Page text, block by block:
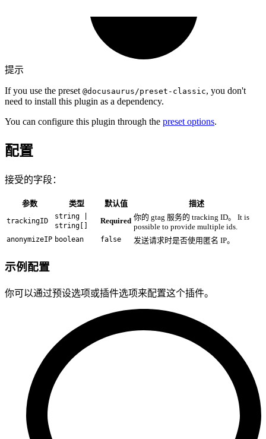
提示
If you use the preset @docusaurus/preset-classic, you don't
need to install this plugin as a dependency.
You can configure this plugin through the preset options.
配置
接受的字段：
参数 类型 默认值 描述
trackingID
string |
string[]
Required 你的 gtag 服务的 tracking ID。 It is
possible to provide multiple ids.
anonymizeIP boolean false 发送请求时是否使用匿名 IP。
示例配置
你可以通过预设选项或插件选项来配置这个插件。